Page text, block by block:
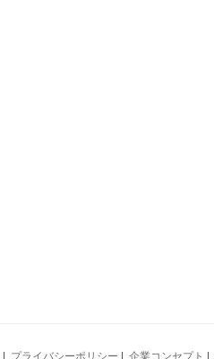
プライバシーポリシー 企業コンセプト